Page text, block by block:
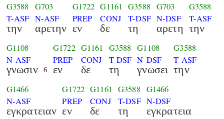
G3588
T-ASF
την
G703
N-ASF
αρετην
G1722
PREP
εν
G1161
CONJ
δε
G3588
T-DSF
τη
G703
N-DSF
αρετη
G3588
T-ASF
την
G1108
N-ASF
γνωσιν 6
G1722
PREP
εν
G1161
CONJ
δε
G3588
T-DSF
τη
G1108
N-DSF
γνωσει
G3588
T-ASF
την
G1466
N-ASF
εγκρατειαν
G1722
PREP
εν
G1161
CONJ
δε
G3588
T-DSF
τη
G1466
N-DSF
εγκρατεια